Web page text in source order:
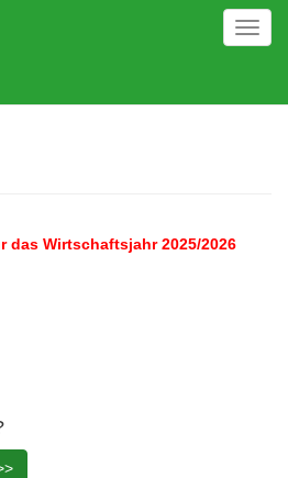
das Wirtschaftsjahr 2025/2026